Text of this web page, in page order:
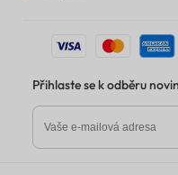
Přihlaste se k odběru